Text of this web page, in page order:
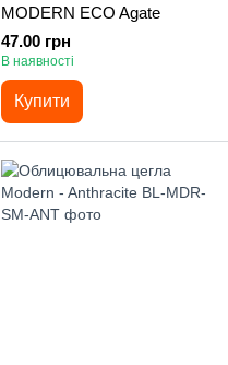
MODERN ECO Agate
47.00 грн
В наявності
Купити